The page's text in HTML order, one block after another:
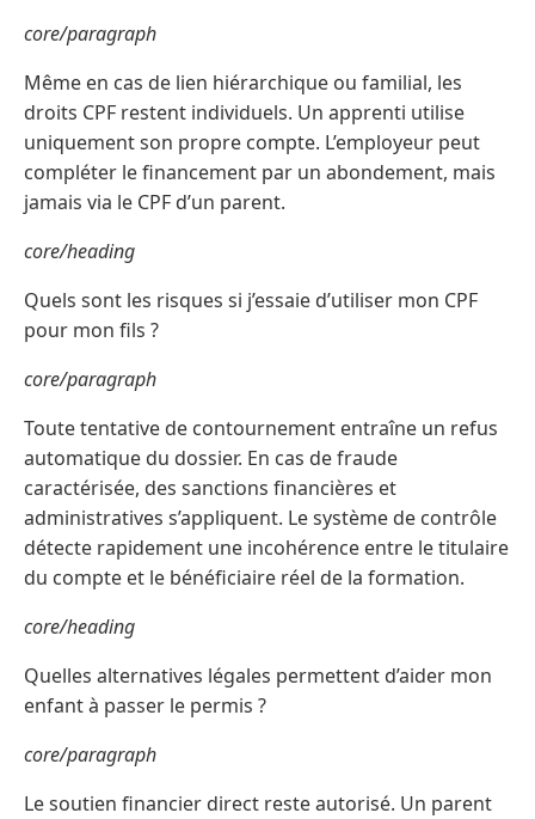
core/paragraph
Même en cas de lien hiérarchique ou familial, les
droits CPF restent individuels. Un apprenti utilise
uniquement son propre compte. L’employeur peut
compléter le financement par un abondement, mais
jamais via le CPF d’un parent.
core/heading
Quels sont les risques si j’essaie d’utiliser mon CPF
pour mon fils ?
core/paragraph
Toute tentative de contournement entraîne un refus
automatique du dossier. En cas de fraude
caractérisée, des sanctions financières et
administratives s’appliquent. Le système de contrôle
détecte rapidement une incohérence entre le titulaire
du compte et le bénéficiaire réel de la formation.
core/heading
Quelles alternatives légales permettent d’aider mon
enfant à passer le permis ?
core/paragraph
Le soutien financier direct reste autorisé. Un parent